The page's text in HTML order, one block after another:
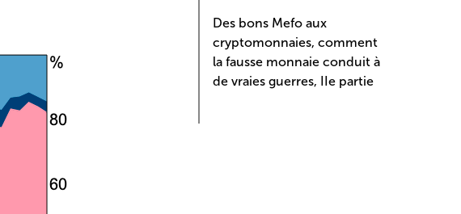
Des bons Mefo aux
cryptomonnaies, comment
la fausse monnaie conduit à
de vraies guerres, IIe partie